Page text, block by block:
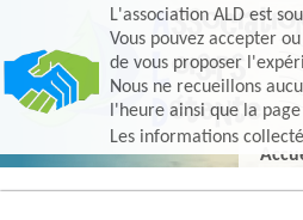
L'association ALD est
Vous pouvez accepter
de vous proposer
Nous ne recueillons
l'heure ainsi que la
Les informations